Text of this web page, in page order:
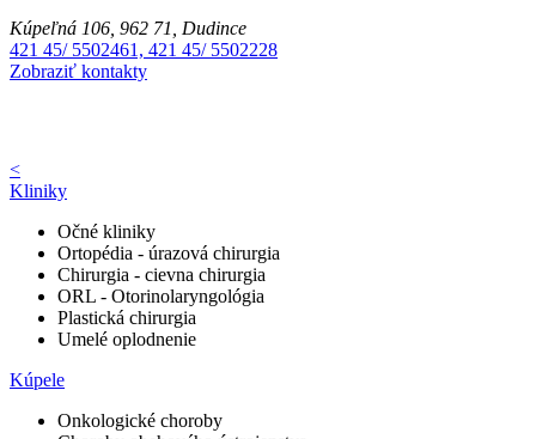
Kúpeľná 106, 962 71, Dudince
421 45/ 5502461, 421 45/ 5502228
Zobraziť kontakty
<
Kliniky
Očné kliniky
Ortopédia - úrazová chirurgia
Chirurgia - cievna chirurgia
ORL - Otorinolaryngológia
Plastická chirurgia
Umelé oplodnenie
Kúpele
Onkologické choroby